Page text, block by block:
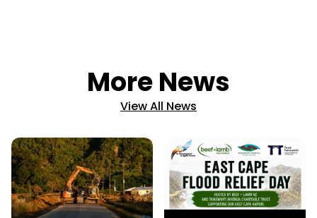
More News
View All News